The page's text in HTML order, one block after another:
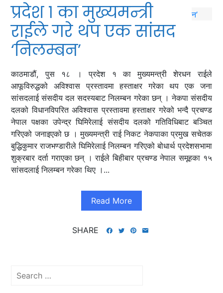
प्रदेश १ का मुख्यमन्त्री
राईले गरे थप एक सांसद
‘निलम्बन’
काठमाडौं, पुस १८ । प्रदेश १ का मुख्यमन्त्री शेरधन राईले
आफूविरुद्धको अविश्वास प्रस्तावमा हस्ताक्षर गरेका थप एक जना
सांसदलाई संसदीय दल सदस्यबाट निलम्बन गरेका छन् । नेकपा संसदीय
दलको विधानविपरित अविश्वास प्रस्तावमा हस्ताक्षर गरेको भन्दै प्रचण्ड
नेपाल पक्षका उपेन्द्र घिमिरेलाई संसदीय दलको गतिविधिबाट बञ्चित
गरिएको जनाइएको छ । मुख्यमन्त्री राई निकट नेकपाका प्रमुख सचेतक
बुद्धिकुमार राजभण्डारीले घिमिरेलाई निलम्बन गरिएको बोधार्थ प्रदेशसभामा
शुक्रबार दर्ता गराएका छन् । राईले बिहीबार प्रचण्ड नेपाल समूहका १५
सांसदलाई निलम्बन गरेका थिए ।...
Read More
SHARE
Search